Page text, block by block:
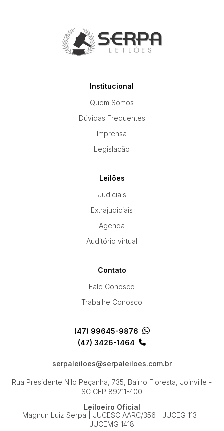
Institucional
Quem Somos
Dúvidas Frequentes
Imprensa
Legislação
Leilões
Judiciais
Extrajudiciais
Agenda
Auditório virtual
Contato
Fale Conosco
Trabalhe Conosco
(47) 99645-9876
(47) 3426-1464
serpaleiloes@serpaleiloes.com.br
Rua Presidente Nilo Peçanha, 735, Bairro Floresta, Joinville -
SC CEP 89211-400
Leiloeiro Oficial
Magnun Luiz Serpa | JUCESC AARC/356 | JUCEG 113 |
JUCEMG 1418